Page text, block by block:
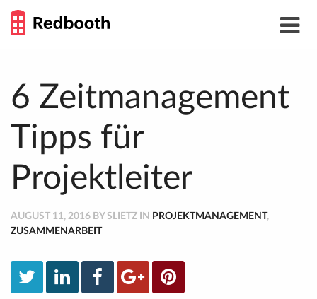
Toggle
GUIDE
6 Zeitmanagement
Tipps für
Projektleiter
AUGUST 11, 2016 BY SLIETZ IN PROJEKTMANAGEMENT,
ZUSAMMENARBEIT